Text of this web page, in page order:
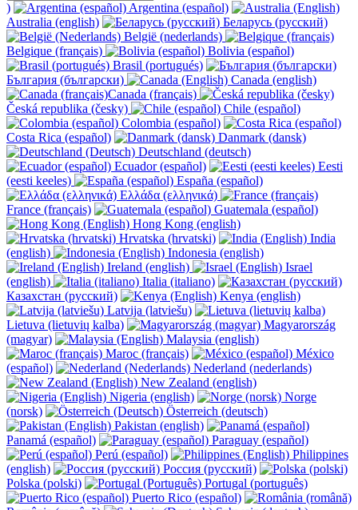
)
Argentina (español)
Australia (english)
Беларусь (русский)
België (nederlands)
Belgique (français)
Bolivia (español)
Brasil (portugués)
България (български)
Canada (english)
Canada (français)
Česká republika (česky)
Chile (español)
Colombia (español)
Costa Rica (español)
Danmark (dansk)
Deutschland (deutsch)
Ecuador (español)
Eesti
(eesti keeles)
España (español)
Ελλάδα (ελληνικά)
France (français)
Guatemala (español)
Hong Kong (english)
Hrvatska (hrvatski)
India
(english)
Indonesia (english)
Ireland (english)
Israel
(english)
Italia (italiano)
Казахстан (русский)
Kenya (english)
Latvija (latviešu)
Lietuva (lietuvių kalba)
Magyarország
(magyar)
Malaysia (english)
Maroc (français)
México
(español)
Nederland (nederlands)
New Zealand (english)
Nigeria (english)
Norge
(norsk)
Österreich (deutsch)
Pakistan (english)
Panamá (español)
Paraguay (español)
Perú (español)
Philippines
(english)
Россия (русский)
Polska (polski)
Portugal (português)
Puerto Rico (español)